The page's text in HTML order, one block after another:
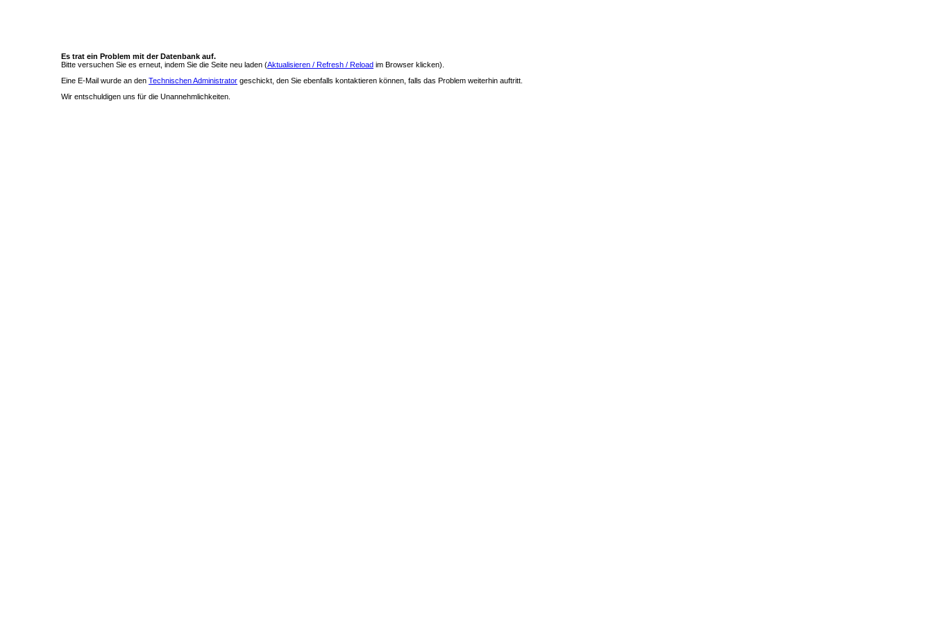
Es trat ein Problem mit der Datenbank auf.
Bitte versuchen Sie es erneut, indem Sie die Seite neu laden (Aktualisieren / Refresh / Reload im Browser klicken).
Eine E-Mail wurde an den Technischen Administrator geschickt, den Sie ebenfalls kontaktieren können, falls das Problem weiterhin auftritt.
Wir entschuldigen uns für die Unannehmlichkeiten.